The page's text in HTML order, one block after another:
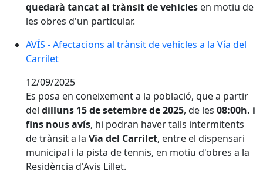
quedarà tancat al trànsit de vehicles en motiu de
les obres d'un particular.
AVÍS - Afectacions al trànsit de vehicles a la Vía del
AVÍS - Afectacions al trànsit de vehicles a la Vía del
Carrilet
12/09/2025
Es posa en coneixement a la població, que a partir
del dilluns 15 de setembre de 2025, de les 08:00h. i
fins nous avís, hi podran haver talls intermitents
de trànsit a la Via del Carrilet, entre el dispensari
municipal i la pista de tennis, en motiu d'obres a la
Residència d'Avis Lillet.